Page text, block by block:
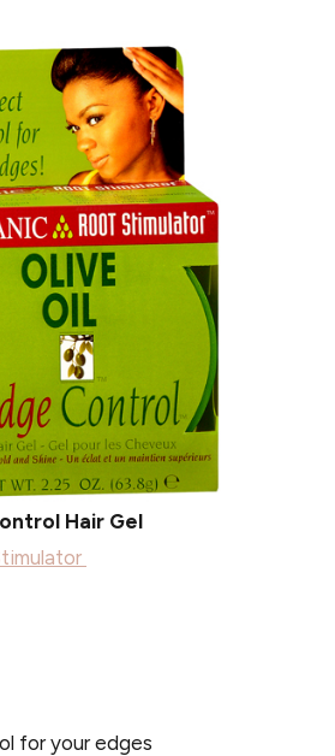
Hair Gel
for your edges